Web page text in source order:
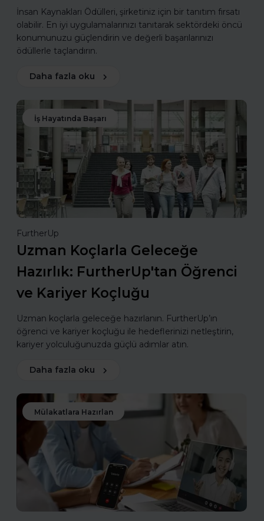
İnsan Kaynakları Ödülleri, şirketiniz için bir tanıtım fırsatı
olabilir. En iyi uygulamalarınızı tanıtarak sektördeki öncü
konumunuzu güçlendirin ve değerli başarılarınızı
ödüllerle taçlandırın.
Daha fazla oku
İş Hayatında Başarı
FurtherUp
Uzman Koçlarla Geleceğe
Hazırlık: FurtherUp'tan Öğrenci
ve Kariyer Koçluğu
Uzman koçlarla geleceğe hazırlanın. FurtherUp’ın
öğrenci ve kariyer koçluğu ile hedeflerinizi netleştirin,
kariyer yolculuğunuzda güçlü adımlar atın.
Daha fazla oku
Mülakatlara Hazırlan